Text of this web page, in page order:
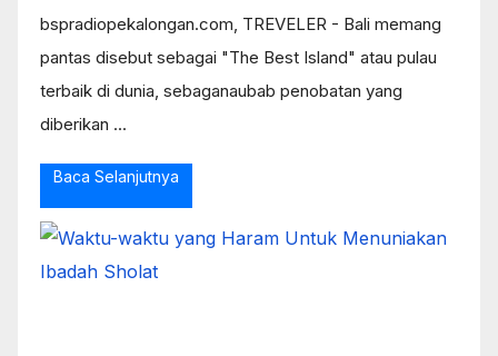
bspradiopekalongan.com, TREVELER - Bali memang
pantas disebut sebagai "The Best Island" atau pulau
terbaik di dunia, sebaganaubab penobatan yang
diberikan ...
Baca Selanjutnya